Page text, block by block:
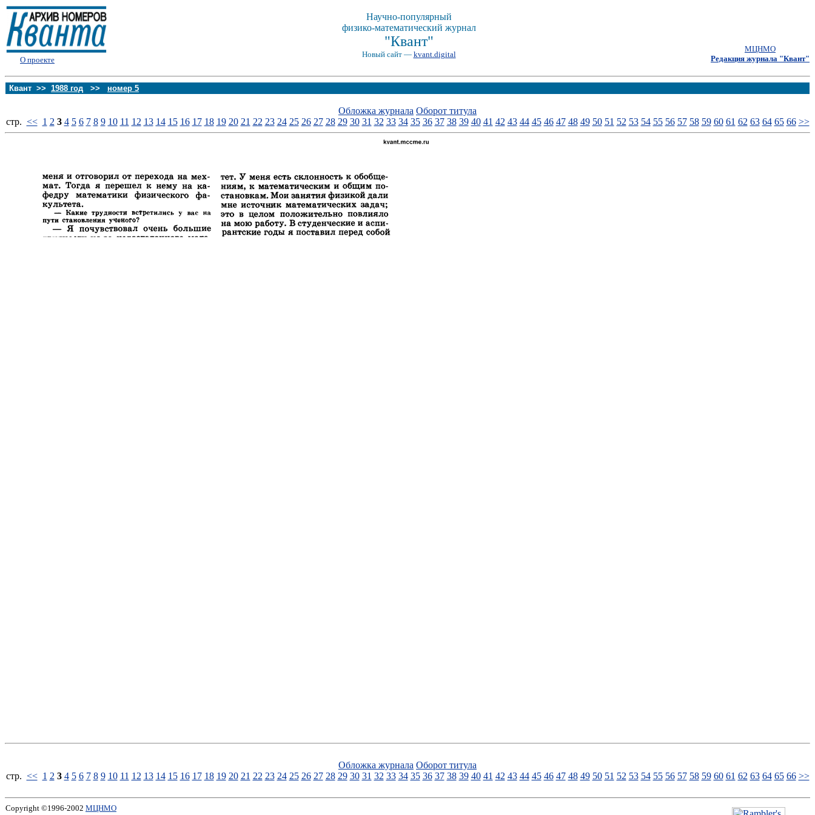
О проекте
Научно-популярный
физико-математический журнал
"Квант"
Новый сайт — kvant.digital
МЦНМО
Редакция журнала "Квант"
Квант >> 1988 год >> номер 5
Обложка журнала Оборот титула
стp. << 1 2 3 4 5 6 7 8 9 10 11 12 13 14 15 16 17 18 19 20 21 22 23 24 25 26 27 28 29 30 31 32 33 34 35 36 37 38 39 40 41 42 43 44 45 46 47 48 49 50 51 52 53 54 55 56 57 58 59 60 61 62 63 64 65 66 >>
Обложка журнала Оборот титула
стp. << 1 2 3 4 5 6 7 8 9 10 11 12 13 14 15 16 17 18 19 20 21 22 23 24 25 26 27 28 29 30 31 32 33 34 35 36 37 38 39 40 41 42 43 44 45 46 47 48 49 50 51 52 53 54 55 56 57 58 59 60 61 62 63 64 65 66 >>
Copyright ©1996-2002 МЦНМО